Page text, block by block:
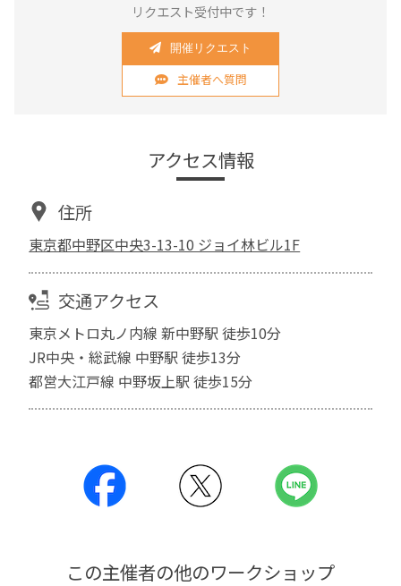
リクエスト受付中です！
開催リクエスト
主催者へ質問
アクセス情報
住所
東京都中野区中央3-13-10 ジョイ林ビル1F
交通アクセス
東京メトロ丸ノ内線 新中野駅 徒歩10分
JR中央・総武線 中野駅 徒歩13分
都営大江戸線 中野坂上駅 徒歩15分
この主催者の他のワークショップ